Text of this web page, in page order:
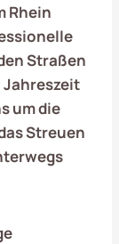
Rhein
Straßen
Jahreszeit
um die
Streuen